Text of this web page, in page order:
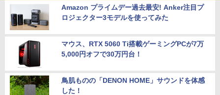
Amazon プライムデー過去最安! Anker注目プ
ロジェクター3モデルを使ってみた
マウス、RTX 5060 Ti搭載ゲーミングPCが7万
5,000円オフで30万円台！
鳥肌ものの「DENON HOME」サウンドを体感
した！